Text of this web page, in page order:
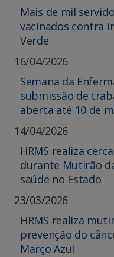
Mais de mil
vacinados contra
Verde
16/04/2026
Semana da
submissão de
aberta até 10 de
14/04/2026
HRMS realiza
durante Mutirão
saúde no Estado
23/03/2026
HRMS realiza
prevenção do
Março Azul